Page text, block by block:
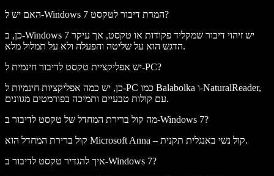
האם יש ל-Windows 7 המרת דיבור לטקסט?
כן, ב-Windows 7 יש זיהוי דיבור שמקליד פקודות או טקסט, אך עיקר
הדגש הוא על שליטה והפעלה ולא על תמלול מלא.
יש אפליקציית טקסט לדיבור חינמית ל-PC?
כן, יש כמה אפליקציות חינמיות ל-PC כמו Balabolka ו-NaturalReader,
עם קולות טבעיים ותמיכה בפורמטים מגוונים.
מה קול ברירת המחדל של טקסט לדיבור ב-Windows 7?
קול ברירת המחדל הוא Microsoft Anna – קול נשי באנגלית תקנית.
איך להגדיר טקסט לדיבור ב-Windows 7?